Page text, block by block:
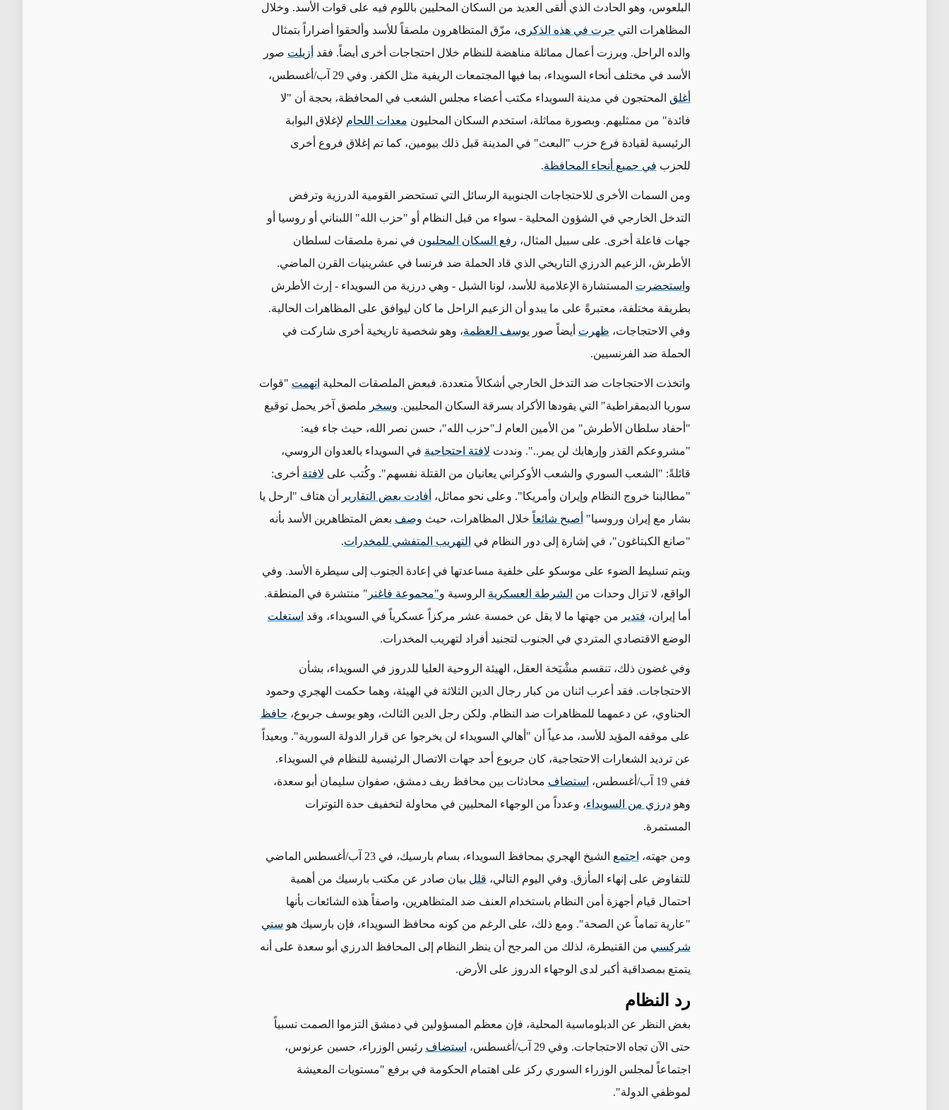
البلعوس، وهو الحادث الذي ألقى العديد من السكان المحليين باللوم فيه على قوات الأسد. وخلال
المظاهرات التي جرت في هذه الذكرى، مزّق المتظاهرون ملصقاً للأسد وألحقوا أضراراً بتمثال
والده الراحل. وبرزت أعمال مماثلة مناهضة للنظام خلال احتجاجات أخرى أيضاً. فقد أزيلت صور
الأسد في مختلف أنحاء السويداء، بما فيها المجتمعات الريفية مثل الكفر. وفي 29 آب/أغسطس،
أغلق المحتجون في مدينة السويداء مكتب أعضاء مجلس الشعب في المحافظة، بحجة أن "لا
فائدة" من ممثليهم. وبصورة مماثلة، استخدم السكان المحليون معدات اللحام لإغلاق البوابة
الرئيسية لقيادة فرع حزب "البعث" في المدينة قبلذلك بيومين، كما تم إغلاق فروع أخرى
للحزب في جميع أنحاء المحافظة.
ومن السمات الأخرى للاحتجاجات الجنوبية الرسائل التي تستحضر القومية الدرزية وترفض
التدخل الخارجي في الشؤون المحلية- سواء من قبل النظام أو "حزب الله" اللبناني أو روسيا أو
جهات فاعلة أخرى. على سبيل المثال، رفع السكان المحليون في نمرة ملصقات لسلطان
الأطرش، الزعيم الدرزي التاريخي الذي قاد الحملة ضد فرنسا في عشرينيات القرن الماضي.
و استحضرت المستشارة الإعلامية للأسد، لونا الشبل- وهي درزية من السويداء - إرث الأطرش
بطريقة مختلفة، معتبرةً على ما يبدو أن الزعيم الراحل ما كان ليوافق على المظاهرات الحالية.
وفي الاحتجاجات، ظهرت أيضاً صور يوسف العظمة، وهو شخصية تاريخية أخرى شاركت في
الحملة ضد الفرنسيين.
واتخذت الاحتجاجات ضد التدخل الخارجي أشكالاً متعددة. فبعض الملصقات المحلية اتهمت "قوات
سوريا الديمقراطية" التي يقودها الأكراد بسرقة السكان المحليين. وسخر ملصق آخر يحمل توقيع
"أحفاد سلطان الأطرش" من الأمين العام لـ"حزب الله"، حسن نصر الله، حيث جاء فيه:
"مشروعكم القذر وإرهابك لن يمر..". ونددت لافتة احتجاجية في السويداء بالعدوان الروسي،
قائلةً: "الشعب السوري والشعب الأوكراني يعانيان من القتلة نفسهم". وكُتب على لافتة أخرى:
"مطالبنا خروج النظام وإيران وأمريكا". وعلى نحو مماثل، أفادت بعض التقارير
أن هتاف "ارحل يا
بشار مع إيران وروسيا" أصبح شائعاً خلال المظاهرات، حيث وصف بعض المتظاهرين الأسد بأنه
"صانع الكبتاغون"، في إشارة إلى دور النظام في التهريب المتفشي للمخدرات.
ويتم تسليط الضوء على موسكو على خلفية مساعدتها في إعادة الجنوب إلى سيطرة الأسد. وفي
الواقع، لا تزال وحدات من الشرطة العسكرية الروسية و"مجموعة فاغنر " منتشرة في المنطقة.
أما إيران، فتدير من جهتها ما لا يقل عن خمسة عشر مركزاً عسكرياً في السويداء، وقد استغلت
الوضع الاقتصادي المتردي في الجنوب لتجنيد أفراد لتهريب المخدرات.
وفي غضون ذلك، تنقسم مشْيَخة العقل، الهيئة الروحية العليا للدروز في السويداء، بشأن
الاحتجاجات. فقد أعرب اثنان منكبار رجال الدين الثلاثة في الهيئة، وهما حكمت الهجري وحمود
الحناوي، عن دعمهما للمظاهرات ضد النظام. ولكن رجل الدين الثالث، وهو يوسف جربوع، حافظ
على موقفه المؤيد للأسد، مدعياً أن "أهالي السويداء لن يخرجوا عن قرار الدولة السورية". وبعيداً
عن ترديد الشعارات الاحتجاجية، كان جربوع أحد جهات الاتصال الرئيسية للنظام في السويداء.
ففي 19 آب/أغسطس،
استضاف محادثات بين محافظ ريف دمشق، صفوان سليمان أبو سعدة،
وهودرزي من السويداء، وعدداً من الوجهاء المحليين في محاولة لتخفيف حدة التوترات
المستمرة.
ومن جهته، اجتمع الشيخ الهجري
بمحافظ السويداء، بسام بارسيك، في 23 آب/أغسطس الماضي
للتفاوض على إنهاء المأزق. وفي اليوم التالي، قلل بيان صادر عن مكتب بارسيك من أهمية
احتمال قيام أجهزة أمن النظام باستخدام العنف ضد المتظاهرين، واصفاً هذه الشائعات بأنها
"عارية تماماً عن الصحة". ومع ذلك، على الرغم من كونه محافظ السويداء، فإن بارسيك هو سني
شركسي من القنيطرة، لذلك من المرجح أن ينظر النظام إلى المحافظ الدرزي أبو سعدة على أنه
يتمتع بمصداقية أكبر لدى الوجهاء الدروز على الأرض.
رد النظام
بغض النظر عن الدبلوماسية المحلية، فإن معظم المسؤولين في دمشق التزموا الصمت نسبياً
حتى الآن تجاه الاحتجاجات. وفي 29 آب/أغسطس، استضاف رئيس الوزراء، حسين عرنوس،
اجتماعاً لمجلس الوزراء السوري ركز على اهتمام الحكومة في برفع "مستويات المعيشة
لموظفي الدولة".